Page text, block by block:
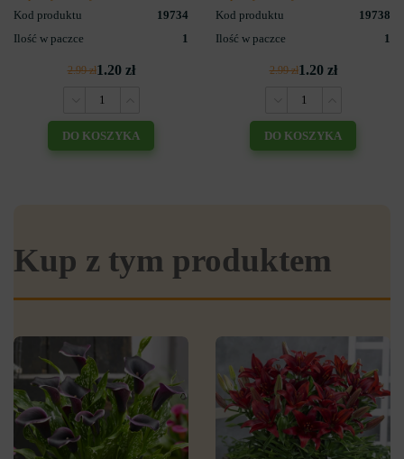
Kod produktu
19734
Ilość w paczce
1
2.99 zł1.20 zł
DO KOSZYKA
Kod produktu
19738
Ilość w paczce
1
2.99 zł1.20 zł
DO KOSZYKA
Kup z tym produktem